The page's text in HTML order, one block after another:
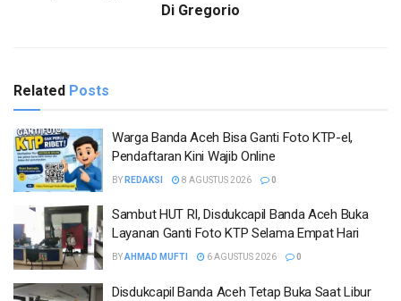
Di Gregorio
Related Posts
Warga Banda Aceh Bisa Ganti Foto KTP-el,
Pendaftaran Kini Wajib Online
BY REDAKSI 8 AGUSTUS 2026 0
Sambut HUT RI, Disdukcapil Banda Aceh Buka
Layanan Ganti Foto KTP Selama Empat Hari
BYAHMAD MUFTI 6 AGUSTUS 2026 0
Disdukcapil Banda Aceh Tetap Buka Saat Libur